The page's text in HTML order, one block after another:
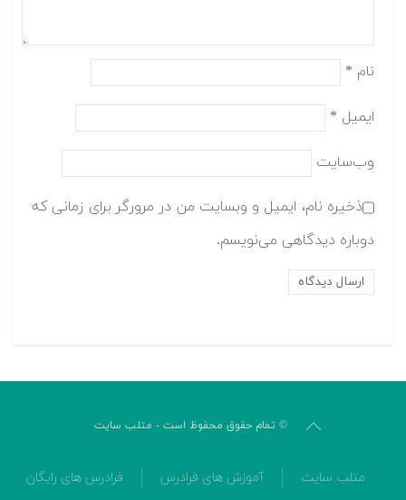
نام *
ایمیل *
وب‌سایت
ذخیره نام، ایمیل و وبسایت من در مرورگر برای زمانی که
دوباره دیدگاهی می‌نویسم.
© تمام حقوق محفوظ است - متلب سایت
متلب سایت آموزش های فرادرس
فرادرس های رایگان